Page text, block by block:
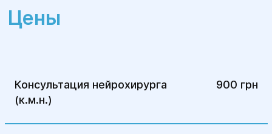
дней для наблюдения и реабилитации.
восстановление под наблюдением
врачей, с назначением
антибиотиков и физиотерапии.
функций позвоночника и улучшения
качества жизни пациентов.
Цены
Консультация нейрохирурга
(к.м.н.)
900 грн